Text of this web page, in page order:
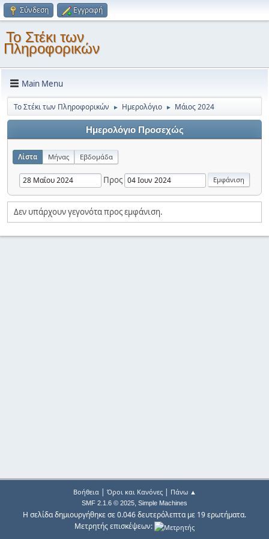
Σύνδεση Εγγραφή
Το Στέκι των
Πληροφορικών
Main Menu
Το Στέκι των Πληροφορικών ► Ημερολόγιο ► Μάιος 2024
Ημερολόγιο Προσεχώς
Λίστα Μήνας Εβδομάδα
Προς
Δεν υπάρχουν γεγονότα προς εμφάνιση.
Βοήθεια| Όροι και Κανόνες| Πάνω ▲
SMF 2.1.6 © 2025, Simple Machines
Η σελίδα δημιουργήθηκε σε 0.046 δευτερόλεπτα με 19 ερωτήματα.
Μετρητής επισκέψεων: